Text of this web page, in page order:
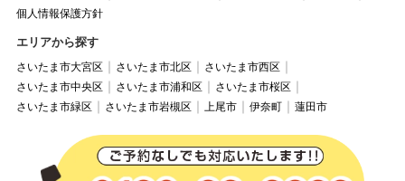
個人情報保護方針
エリアから探す
さいたま市大宮区 さいたま市北区
さいたま市西区
さいたま市中央区
さいたま市浦和区
さいたま市桜区
さいたま市緑区
さいたま市岩槻区 上尾市 伊奈町 蓮田市